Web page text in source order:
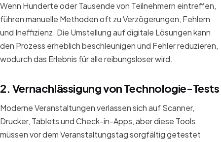
Wenn Hunderte oder Tausende von Teilnehmern eintreffen,
führen manuelle Methoden oft zu Verzögerungen, Fehlern
und Ineffizienz. Die Umstellung auf digitale Lösungen kann
den Prozess erheblich beschleunigen und Fehler reduzieren,
wodurch das Erlebnis für alle reibungsloser wird.
2. Vernachlässigung von Technologie-Tests
Moderne Veranstaltungen verlassen sich auf Scanner,
Drucker, Tablets und Check-in-Apps, aber diese Tools
müssen vor dem Veranstaltungstag sorgfältig getestet